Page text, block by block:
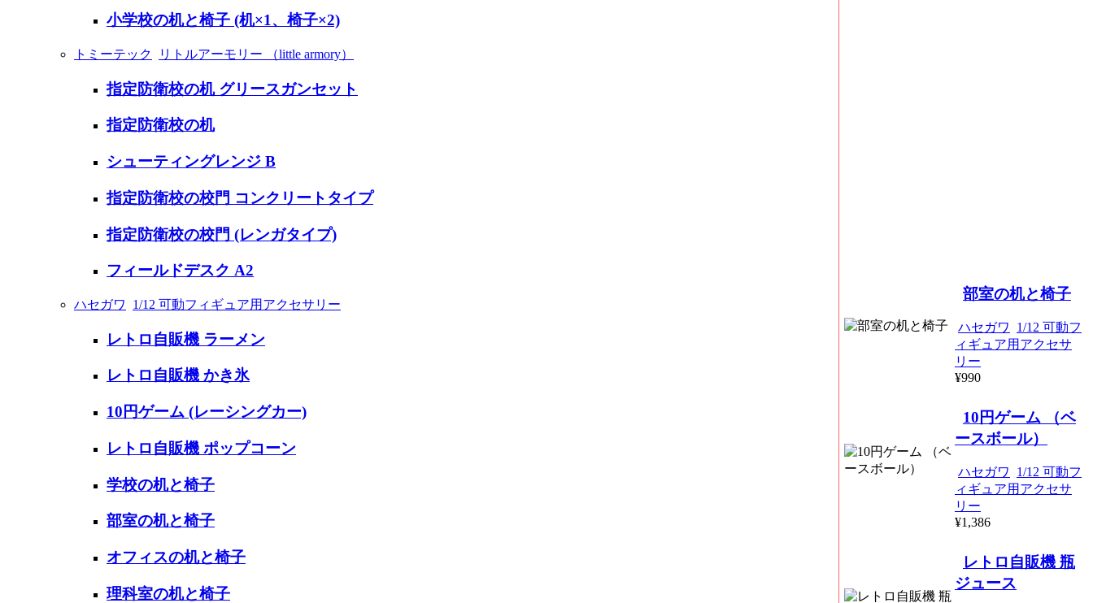
小学校の机と椅子 (机×1、椅子×2)
トミーテック リトルアーモリー （little armory）
指定防衛校の机 グリースガンセット
指定防衛校の机
シューティングレンジ B
指定防衛校の校門 コンクリートタイプ
指定防衛校の校門 (レンガタイプ)
フィールドデスク A2
ハセガワ 1/12 可動フィギュア用アクセサリー
レトロ自販機 ラーメン
レトロ自販機 かき氷
10円ゲーム (レーシングカー)
レトロ自販機 ポップコーン
学校の机と椅子
部室の机と椅子
オフィスの机と椅子
理科室の机と椅子
部室の机と椅子
ハセガワ
1/12 可動フ
ィギュア用アクセサ
リー
¥990
10円ゲーム （ベ
ースボール）
ハセガワ
1/12 可動フ
ィギュア用アクセサ
リー
¥1,386
レトロ自販機 瓶
ジュース